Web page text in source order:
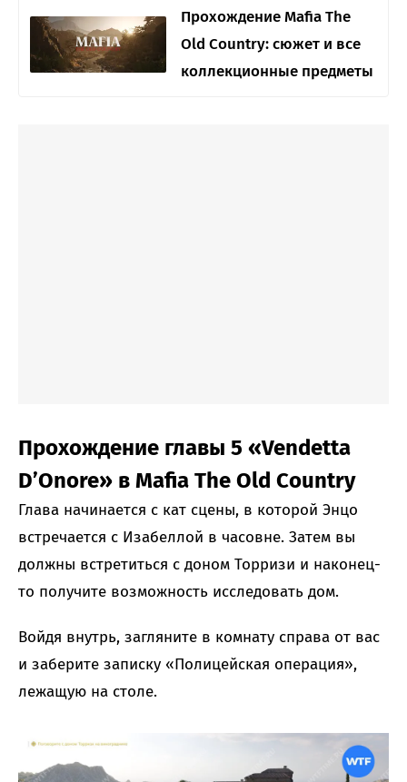
Прохождение Mafia The
Old Country: сюжет и все
коллекционные предметы
Прохождение главы 5 «Vendetta
D’Onore» в Mafia The Old Country
Глава начинается с кат сцены, в которой Энцо
встречается с Изабеллой в часовне. Затем вы
должны встретиться с доном Торризи и наконец-
то получите возможность исследовать дом.
Войдя внутрь, загляните в комнату справа от вас
и заберите записку «Полицейская операция»,
лежащую на столе.